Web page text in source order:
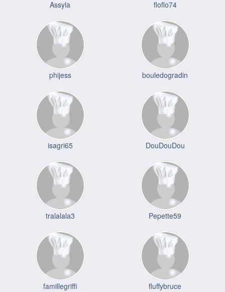
Assyla floflo74
phijess bouledogradin
isagri65 DouDouDou
tralalala3 Pepette59
famillegriffi fluffybruce